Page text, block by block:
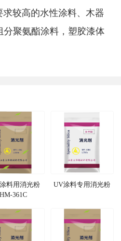
较高的水性涂料、木器
聚氨酯涂料，塑胶漆体
料用消光粉
HM-361C
UV涂料专用消光粉